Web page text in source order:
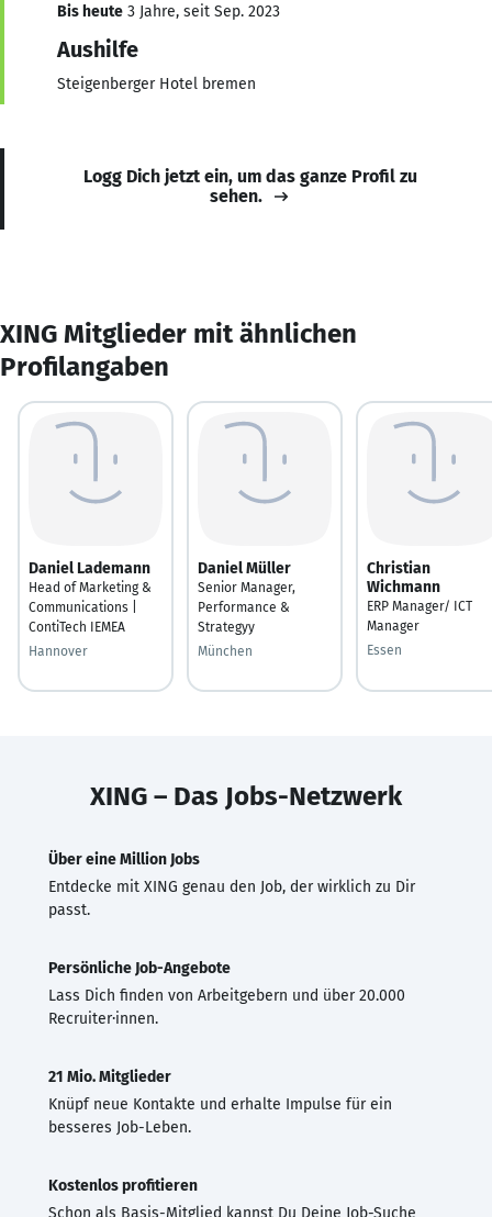
Bis heute 3 Jahre, seit Sep. 2023
Aushilfe
Steigenberger Hotel bremen
Logg Dich jetzt ein, um das ganze Profil zu
sehen.
XING Mitglieder mit ähnlichen
Profilangaben
Daniel Lademann
Head of Marketing &
Communications |
ContiTech IEMEA
Hannover
Daniel Müller
Senior Manager,
Performance &
Strategyy
München
Christian
Wichmann
ERP Manager/ ICT
Manager
Essen
XING – Das Jobs-Netzwerk
Über eine Million Jobs
Entdecke mit XING genau den Job, der wirklich zu Dir
passt.
Persönliche Job-Angebote
Lass Dich finden von Arbeitgebern und über 20.000
Recruiter·innen.
21 Mio. Mitglieder
Knüpf neue Kontakte und erhalte Impulse für ein
besseres Job-Leben.
Kostenlos profitieren
Schon als Basis-Mitglied kannst Du Deine Job-Suche